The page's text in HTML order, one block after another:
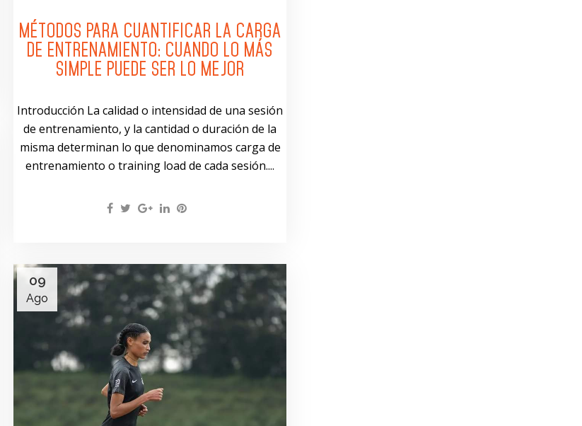
MÉTODOS PARA CUANTIFICAR LA CARGA
DE ENTRENAMIENTO: CUANDO LO MÁS
SIMPLE PUEDE SER LO MEJOR
Introducción La calidad o intensidad de una sesión
de entrenamiento, y la cantidad o duración de la
misma determinan lo que denominamos carga de
entrenamiento o training load de cada sesión....
09
Ago